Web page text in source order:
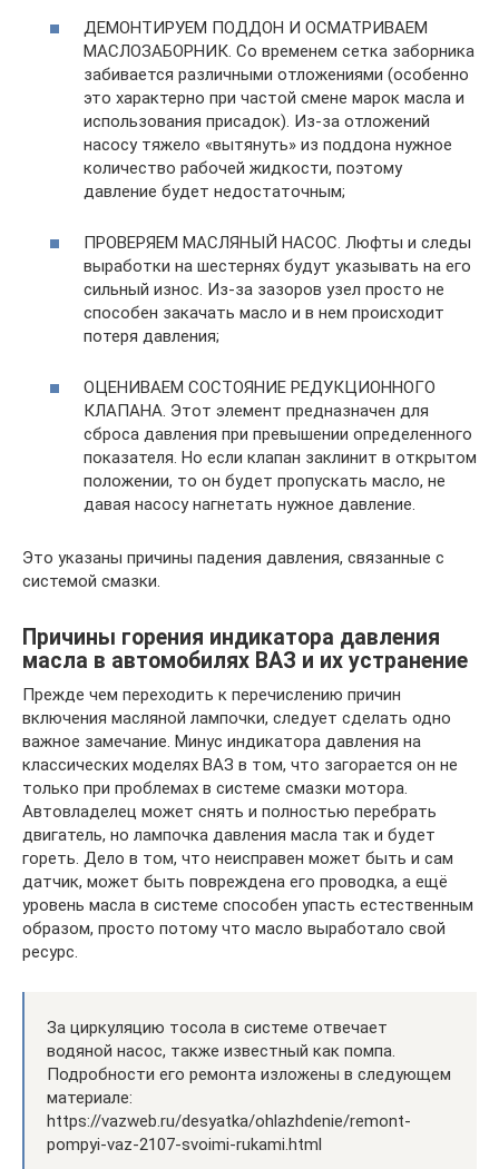
ДЕМОНТИРУЕМ ПОДДОН И ОСМАТРИВАЕМ
МАСЛОЗАБОРНИК. Со временем сетка заборника
забивается различными отложениями (особенно
это характерно при частой смене марок масла и
использования присадок). Из-за отложений
насосу тяжело «вытянуть» из поддона нужное
количество рабочей жидкости, поэтому
давление будет недостаточным;
ПРОВЕРЯЕМ МАСЛЯНЫЙ НАСОС. Люфты и следы
выработки на шестернях будут указывать на его
сильный износ. Из-за зазоров узел просто не
способен закачать масло и в нем происходит
потеря давления;
ОЦЕНИВАЕМ СОСТОЯНИЕ РЕДУКЦИОННОГО
КЛАПАНА. Этот элемент предназначен для
сброса давления при превышении определенного
показателя. Но если клапан заклинит в открытом
положении, то он будет пропускать масло, не
давая насосу нагнетать нужное давление.
Это указаны причины падения давления, связанные с
системой смазки.
Причины горения индикатора давления
масла в автомобилях ВАЗ и их устранение
Прежде чем переходить к перечислению причин
включения масляной лампочки, следует сделать одно
важное замечание. Минус индикатора давления на
классических моделях ВАЗ в том, что загорается он не
только при проблемах в системе смазки мотора.
Автовладелец может снять и полностью перебрать
двигатель, но лампочка давления масла так и будет
гореть. Дело в том, что неисправен может быть и сам
датчик, может быть повреждена его проводка, а ещё
уровень масла в системе способен упасть естественным
образом, просто потому что масло выработало свой
ресурс.
За циркуляцию тосола в системе отвечает
водяной насос, также известный как помпа.
Подробности его ремонта изложены в следующем
материале:
https://vazweb.ru/desyatka/ohlazhdenie/remont-
pompyi-vaz-2107-svoimi-rukami.html